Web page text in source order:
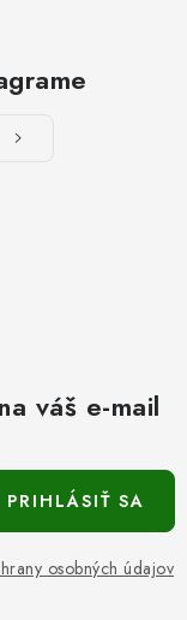
váš e-mail
osobných údajov
PRIHLÁSIŤ SA